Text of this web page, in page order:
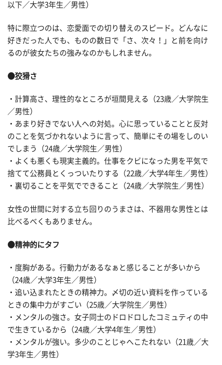
以下／大学3年生／男性）
特に際立つのは、恋愛面での切り替えのスピード。どんなに
好きだった人でも、ものの数日で「さ、次々！」と前を向け
るのが彼女たちの強みなのかもしれません。
●狡猾さ
・計算高さ、理性的なところが垣間見える（23歳／大学院生
／男性）
・あまり好きでない人への対処。心に思っていることと反対
のことを気づかれないように言って、簡単にその場をしのい
でしまう（24歳／大学院生／男性）
・よくも悪くも現実主義的。仕事をクビになった男を平気で
捨てて公務員とくっついたりする（22歳／大学4年生／男性）
・裏切ることを平気でできること（24歳／大学院生／男性）
女性の世間に対する立ち回りのうまさは、不器用な男性とは
比べるべくもありません。
●精神的にタフ
・度胸がある。行動力があるなぁと感じることが多いから
（24歳／大学3年生／男性）
・追い込まれたときの精神力。〆切の近い資料を作っている
ときの集中力がすごい（25歳／大学院生／男性）
・メンタルの強さ。女子同士のドロドロしたコミュティの中
で生きているから（24歳／大学4年生／男性）
・メンタルが強い。多少のことじゃへこたれない（21歳／大
学3年生／男性）